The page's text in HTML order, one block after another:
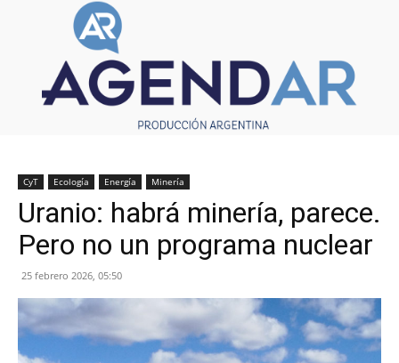
CyT Ecología Energía Minería
Uranio: habrá minería, parece.
Pero no un programa nuclear
25 febrero 2026, 05:50